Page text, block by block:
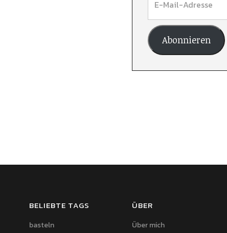
Abonnieren
BELIEBTE TAGS
basteln
ÜBER
Über mich